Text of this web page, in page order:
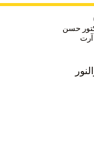
10ش الدكتور حسن